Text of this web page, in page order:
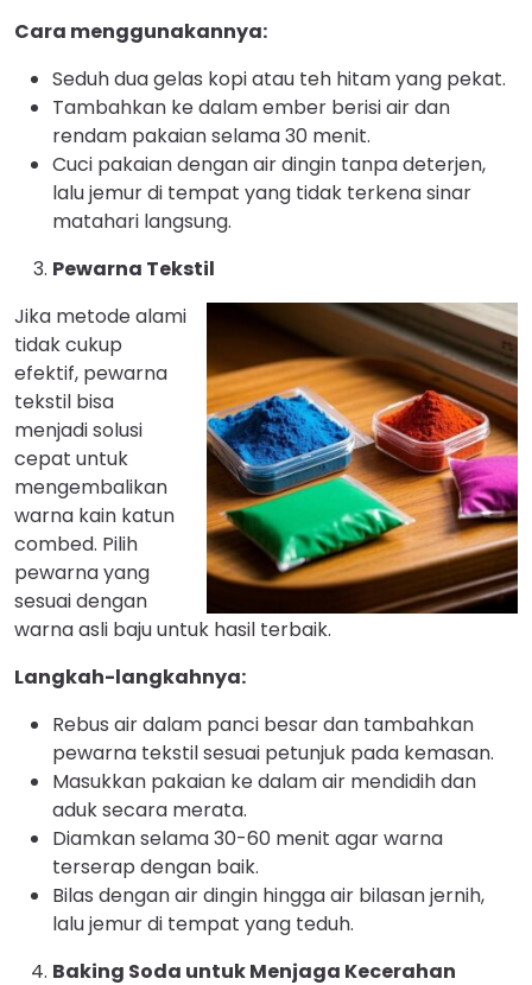
Cara menggunakannya:
Seduh dua gelas kopi atau teh hitam yang pekat.
Tambahkan ke dalam ember berisi air dan
rendam pakaian selama 30 menit.
Cuci pakaian dengan air dingin tanpa deterjen,
lalu jemur di tempat yang tidak terkena sinar
matahari langsung.
Pewarna Tekstil
Jika metode alami
tidak cukup
efektif, pewarna
tekstil bisa
menjadi solusi
cepat untuk
mengembalikan
warna kain katun
combed. Pilih
pewarna yang
sesuai dengan
warna asli baju untuk hasil terbaik.
Langkah-langkahnya:
Rebus air dalam panci besar dan tambahkan
pewarna tekstil sesuai petunjuk pada kemasan.
Masukkan pakaian ke dalam air mendidih dan
aduk secara merata.
Diamkan selama 30-60 menit agar warna
terserap dengan baik.
Bilas dengan air dingin hingga air bilasan jernih,
lalu jemur di tempat yang teduh.
Baking Soda untuk Menjaga Kecerahan